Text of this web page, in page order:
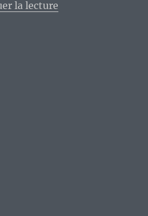
la lecturede « Ah, les